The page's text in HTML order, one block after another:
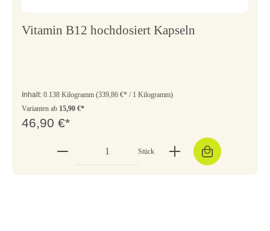
Vitamin B12 hochdosiert Kapseln
Inhalt: 0.138 Kilogramm (339,86 €* / 1 Kilogramm)
Varianten ab 15,90 €*
46,90 €*
Stück